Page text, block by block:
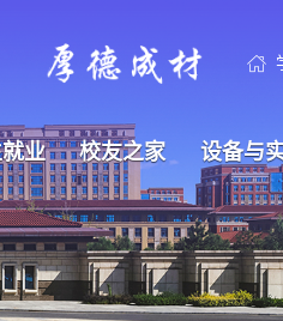
业 校友之家 设备与